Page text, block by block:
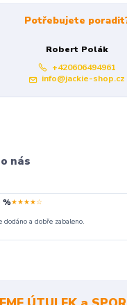
Potřebujete
Robert Polák
+420606494961
info@jackie-shop.cz
nás
%★★★★☆
dodáno a dobře zabaleno.